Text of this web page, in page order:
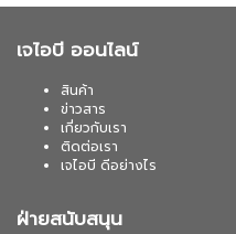
เจไอบี ออนไลน์
สินค้า
ข่าวสาร
เกี่ยวกับเรา
ติดต่อเรา
เจไอบี ดีอย่างไร
ฝ่ายสนับสนุน